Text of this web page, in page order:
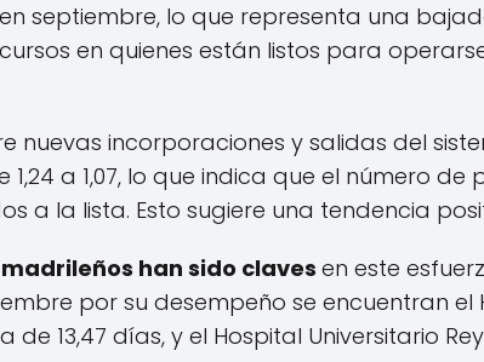
septiembre, lo que representa una
en quienes están listos para
nuevas incorporaciones y salidas del
a 1,07, lo que indica que el número
a la lista. Esto sugiere una tendencia
han sido claves en este
por su desempeño se encuentran el
13,47 días, y el Hospital Universitario